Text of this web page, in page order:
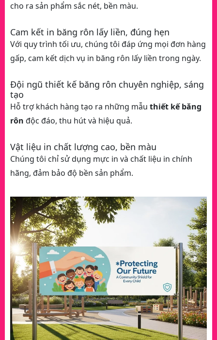
cho ra sản phẩm sắc nét, bền màu.
Cam kết in băng rôn lấy liền, đúng hẹn
Với quy trình tối ưu, chúng tôi đáp ứng mọi đơn hàng
gấp, cam kết dịch vụ in băng rôn lấy liền trong ngày.
Đội ngũ thiết kế băng rôn chuyên nghiệp, sáng
tạo
Hỗ trợ khách hàng tạo ra những mẫu thiết kế băng
rôn độc đáo, thu hút và hiệu quả.
Vật liệu in chất lượng cao, bền màu
Chúng tôi chỉ sử dụng mực in và chất liệu in chính
hãng, đảm bảo độ bền sản phẩm.